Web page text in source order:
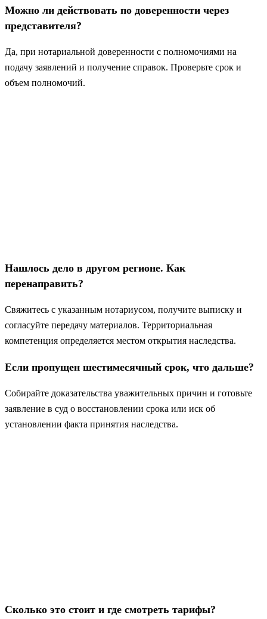
Можно ли действовать по доверенности через
представителя?
Да, при нотариальной доверенности с полномочиями на
подачу заявлений и получение справок. Проверьте срок и
объем полномочий.
Нашлось дело в другом регионе. Как
перенаправить?
Свяжитесь с указанным нотариусом, получите выписку и
согласуйте передачу материалов. Территориальная
компетенция определяется местом открытия наследства.
Если пропущен шестимесячный срок, что дальше?
Собирайте доказательства уважительных причин и готовьте
заявление в суд о восстановлении срока или иск об
установлении факта принятия наследства.
Сколько это стоит и где смотреть тарифы?